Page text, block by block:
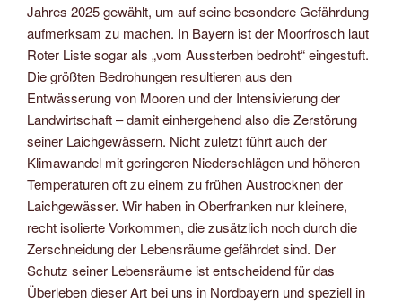
Jahres 2025 gewählt, um auf seine besondere Gefährdung
aufmerksam zu machen. In Bayern ist der Moorfrosch laut
Roter Liste sogar als „vom Aussterben bedroht“ eingestuft.
Die größten Bedrohungen resultieren aus den
Entwässerung von Mooren und der Intensivierung der
Landwirtschaft – damit einhergehend also die Zerstörung
seiner Laichgewässern. Nicht zuletzt führt auch der
Klimawandel mit geringeren Niederschlägen und höheren
Temperaturen oft zu einem zu frühen Austrocknen der
Laichgewässer. Wir haben in Oberfranken nur kleinere,
recht isolierte Vorkommen, die zusätzlich noch durch die
Zerschneidung der Lebensräume gefährdet sind. Der
Schutz seiner Lebensräume ist entscheidend für das
Überleben dieser Art bei uns in Nordbayern und speziell in